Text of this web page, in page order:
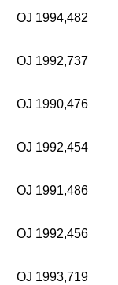
OJ 1994,482
OJ 1992,737
OJ 1990,476
OJ 1992,454
OJ 1991,486
OJ 1992,456
OJ 1993,719